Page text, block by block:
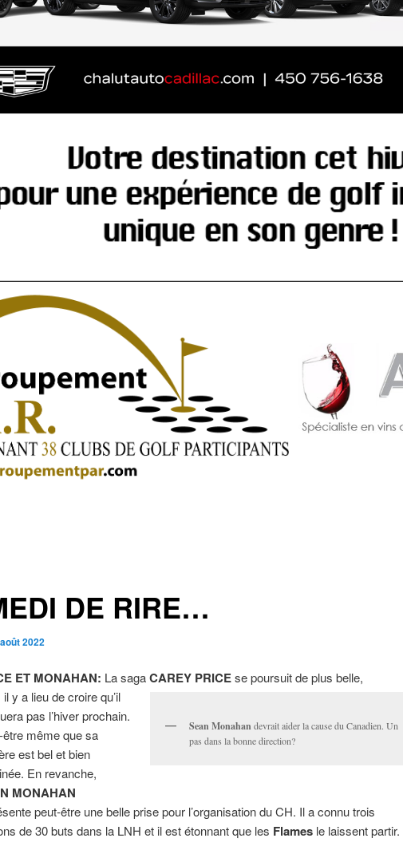
DE RIRE…
2022
ET MONAHAN: La sagaCAREY PRICEse poursuit de plus belle,
Sean Monahan devrait aider la cause du Canadien. Un
pas dans la bonne direction?
y a lieu de croire qu’il
pas l’hiver prochain.
être même que sa
est bel et bien
En revanche,
MONAHAN
peut-être une belle prise pour l’organisation du CH. Il a connu trois
de 30 buts dans la LNH et il est étonnant que les Flames le laissent partir.